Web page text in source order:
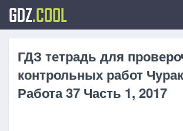
GDZ.COOL
ГДЗ тетрадь для
контрольных работ
Работа 37 Часть 1, 2017